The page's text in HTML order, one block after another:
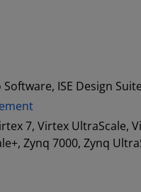
Software, ISE Design Suite
7, Virtex UltraScale,
Zynq 7000, Zynq